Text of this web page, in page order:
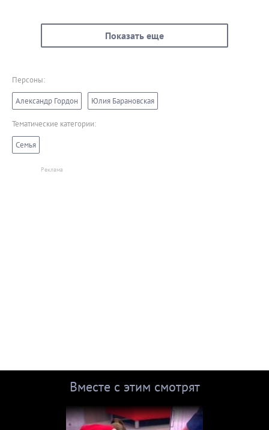
Показать еще
Персоны:
Александр Гордон Юлия Барановская
Тематические категории:
Семья
Вместе с этим смотрят